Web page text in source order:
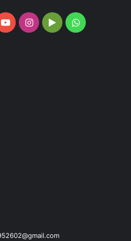
YouTubeInstagram
GoogleWhatsApp